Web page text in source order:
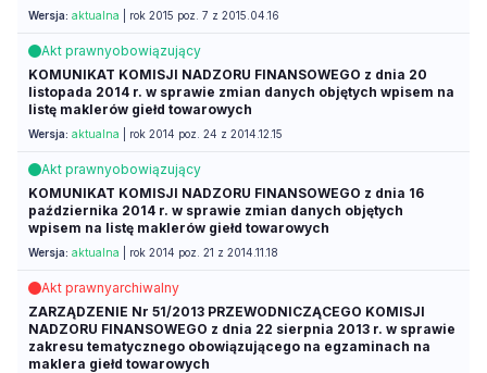
Wersja: aktualna | rok 2015 poz. 7 z 2015.04.16
Akt prawnyobowiązujący
KOMUNIKAT KOMISJI NADZORU FINANSOWEGO z dnia 20
listopada 2014 r. w sprawie zmian danych objętych wpisem na
listę maklerów giełd towarowych
Wersja: aktualna | rok 2014 poz. 24 z 2014.12.15
Akt prawnyobowiązujący
KOMUNIKAT KOMISJI NADZORU FINANSOWEGO z dnia 16
października 2014 r. w sprawie zmian danych objętych
wpisem na listę maklerów giełd towarowych
Wersja: aktualna | rok 2014 poz. 21 z 2014.11.18
Akt prawnyarchiwalny
ZARZĄDZENIE Nr 51/2013 PRZEWODNICZĄCEGO KOMISJI
NADZORU FINANSOWEGO z dnia 22 sierpnia 2013 r. w sprawie
zakresu tematycznego obowiązującego na egzaminach na
maklera giełd towarowych